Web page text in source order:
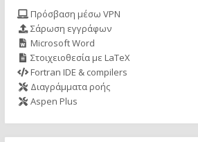
Πρόσβαση μέσω VPN
Σάρωση εγγράφων
Microsoft Word
Στοιχειοθεσία με LaTeX
Fortran IDE & compilers
Διαγράμματα ροής
Aspen Plus